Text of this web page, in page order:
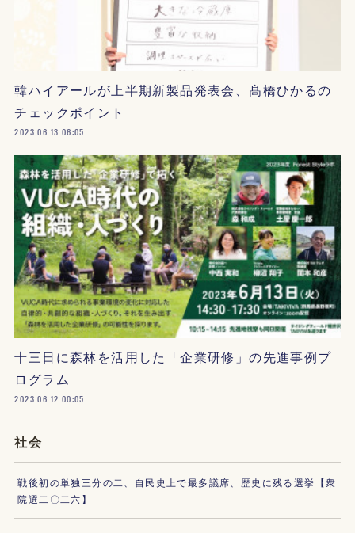
韓ハイアールが上半期新製品発表会、髙橋ひかるの
チェックポイント
2023.06.13 06:05
十三日に森林を活用した「企業研修」の先進事例プ
ログラム
2023.06.12 00:05
社会
戦後初の単独三分の二、自民史上で最多議席、歴史に残る選挙【衆
院選二〇二六】